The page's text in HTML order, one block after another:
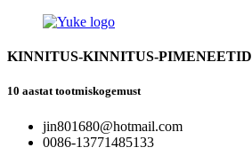
KINNITUS-KINNITUS-PIMENEETID
10 aastat tootmiskogemust
jin801680@hotmail.com
0086-13771485133